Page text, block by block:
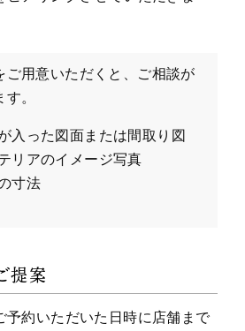
ご用意いただくと、ご相談が
。
入った図面または間取り図
リアのイメージ写真
寸法
提案
予約いただいた日時に店舗まで